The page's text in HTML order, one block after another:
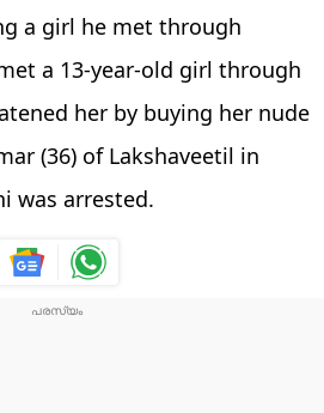
a girl he met through
a 13-year-old girl through
her by buying her nude
(36) of Lakshaveetil in
was arrested.